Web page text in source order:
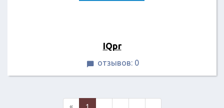
IQpr
 отзывов: 0